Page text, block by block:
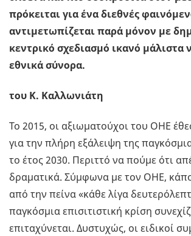
πρόκειται για ένα διεθνές
αντιμετωπίζεται παρά μόνον με
κεντρικό σχεδιασμό ικανό μάλιστα
εθνικά σύνορα.
του Κ. Καλλωνιάτη
Το 2015, οι αξιωματούχοι του ΟΗΕ
για την πλήρη εξάλειψη της
το έτος 2030. Περιττό να πούμε ότι
δραματικά. Σύμφωνα με τον ΟΗΕ,
από την πείνα «κάθε λίγα
παγκόσμια επισιτιστική κρίση
επιταχύνεται. Δυστυχώς, οι ειδικοί